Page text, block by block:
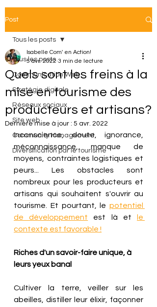
Post
Tous les posts
Communication Web
Stratégie digitale
Réseaux sociaux
Site web
Community Management
Diversification par le tourisme
Tous les posts
Quels sont les freins à la
mise en tourisme des
producteurs et artisans?
Isabelle Com' en Action!
5 avr. 2022 3 min de lecture
Dernière mise à jour : 5 avr. 2022
Inconscience, doute, ignorance,
méconnaissance, manque de
moyens, contraintes logistiques et
peurs... Les obstacles sont
nombreux pour les producteurs et
artisans qui souhaitent s'ouvrir au
tourisme. Et pourtant, le potentiel
de développement est là et
le
contexte est favorable !
Riches d'un savoir-faire unique, à
leurs yeux banal
Cultiver la terre, veiller sur les
abeilles, distiller leur élixir, façonner